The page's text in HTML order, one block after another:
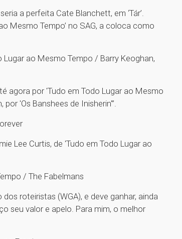
a perfeita Cate Blanchett, em ‘Tár’.
Mesmo Tempo’ no SAG, a coloca como
Lugar ao Mesmo Tempo / Barry Keoghan,
agora por 'Tudo em Todo Lugar ao Mesmo
'Os Banshees de Inisherin'”.
Lee Curtis, de 'Tudo em Todo Lugar ao
/ The Fabelmans
roteiristas (WGA), e deve ganhar, ainda
seu valor e apelo. Para mim, o melhor